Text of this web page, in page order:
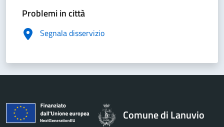
Problemi in città
Segnala disservizio
Comune di Lanuvio